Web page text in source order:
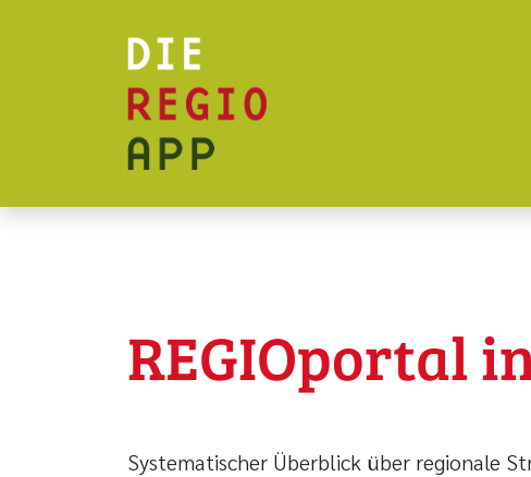
REGIOportal
Systematischer Überblick über regionale